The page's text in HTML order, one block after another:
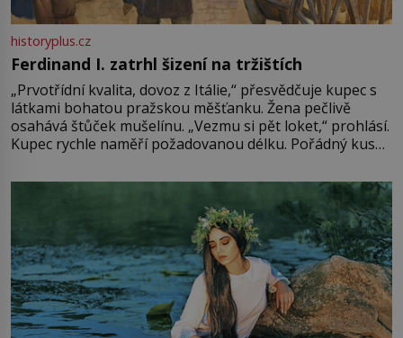
historyplus.cz
Ferdinand I. zatrhl šizení na tržištích
„Prvotřídní kvalita, dovoz z Itálie,“ přesvědčuje kupec s
látkami bohatou pražskou měšťanku. Žena pečlivě
osahává štůček mušelínu. „Vezmu si pět loket,“ prohlásí.
Kupec rychle naměří požadovanou délku. Pořádný kus
milostpaní. Stačí jenom na sukni,“ zhodnotí švadlena
množství růžového mušelínu. „Ošidili vás, podívejte.“